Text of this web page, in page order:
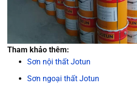
Tham khảo thêm:
Sơn nội thất Jotun
Sơn ngoại thất Jotun